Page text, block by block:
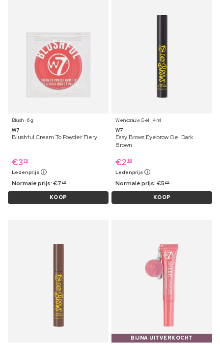
Blush ⋅ 6 g
W7
Blushful Cream To Powder Fiery
€3 79
Ledenprijs
Normale prijs:€7 29
KOOP
Wenkbrauw Gel ⋅ 4 ml
W7
Easy Brows Eyebrow Gel Dark
Brown
€2 89
Ledenprijs
Normale prijs:€5 29
KOOP
BIJNA UITVERKOCHT